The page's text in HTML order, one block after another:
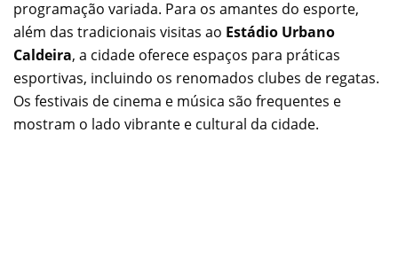
programação variada. Para os amantes do esporte,
além das tradicionais visitas ao Estádio Urbano
Caldeira, a cidade oferece espaços para práticas
esportivas, incluindo os renomados clubes de regatas.
Os festivais de cinema e música são frequentes e
mostram o lado vibrante e cultural da cidade.